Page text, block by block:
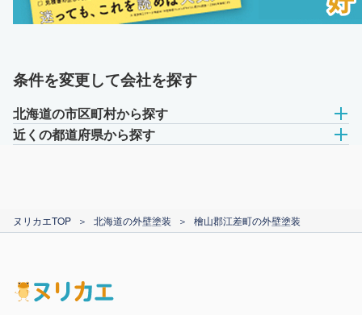
条件を変更して会社を探す
北海道の市区町村から探す
近くの都道府県から探す
ヌリカエTOP ＞ 北海道の外壁塗装 ＞ 檜山郡江差町の外壁塗装